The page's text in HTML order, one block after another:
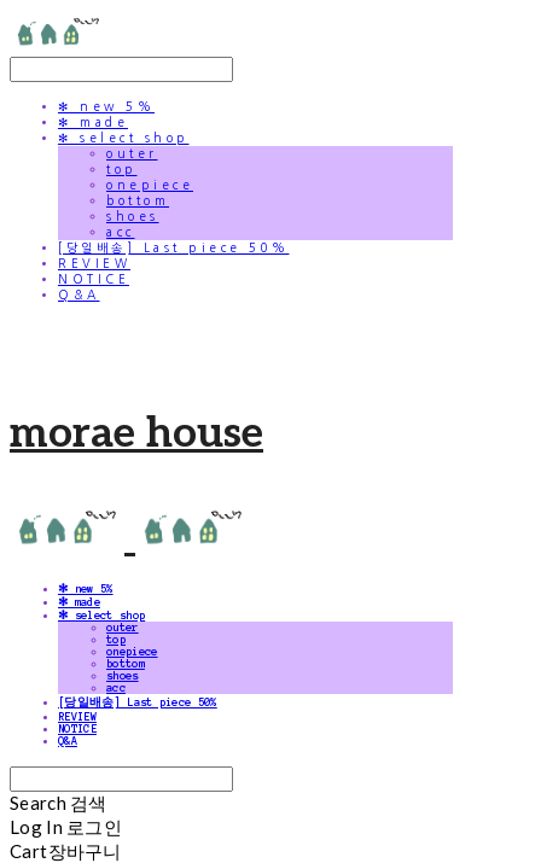
✻ new 5%
✻ made
✻ select shop
outer
top
onepiece
bottom
shoes
acc
[당일배송] Last piece 50%
REVIEW
NOTICE
Q&A
morae house
✻ new 5%
✻ made
✻ select shop
outer
top
onepiece
bottom
shoes
acc
[당일배송] Last piece 50%
REVIEW
NOTICE
Q&A
Search 검색
Log In 로그인
Cart장바구니